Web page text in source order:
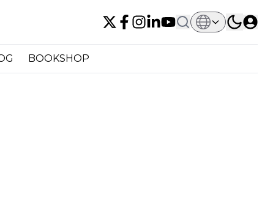
BOOKSHOP